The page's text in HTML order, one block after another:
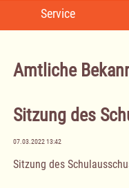
Service
Amtliche
Sitzung des
07.03.2022 13:42
Sitzung des